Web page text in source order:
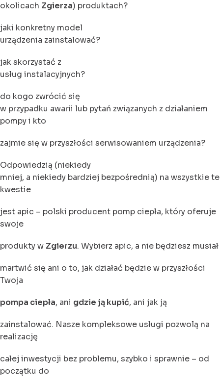
okolicach Zgierza) produktach?
jaki konkretny model
urządzenia zainstalować?
jak skorzystać z
usług instalacyjnych?
do kogo zwrócić się
w przypadku awarii lub pytań związanych z działaniem
pompy i kto
zajmie się w przyszłości serwisowaniem urządzenia?
Odpowiedzią (niekiedy
mniej, a niekiedy bardziej bezpośrednią) na wszystkie te
kwestie
jest apic – polski producent pomp ciepła, który oferuje
swoje
produkty w Zgierzu. Wybierz apic, a nie będziesz musiał
martwić się ani o to, jak działać będzie w przyszłości
Twoja
pompa ciepła, ani gdzie ją kupić, ani jak ją
zainstalować. Nasze kompleksowe usługi pozwolą na
realizację
całej inwestycji bez problemu, szybko i sprawnie – od
początku do